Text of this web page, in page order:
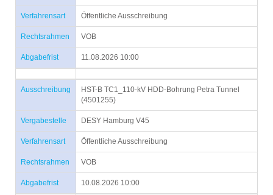
Verfahrensart Öffentliche Ausschreibung
Rechtsrahmen VOB
Abgabefrist 11.08.2026 10:00
Ausschreibung
HST-B TC1_110-kV HDD-Bohrung Petra Tunnel
(4501255)
Vergabestelle DESY Hamburg V45
Verfahrensart Öffentliche Ausschreibung
Rechtsrahmen VOB
Abgabefrist 10.08.2026 10:00